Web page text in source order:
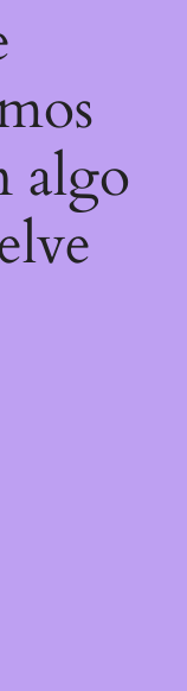
algo